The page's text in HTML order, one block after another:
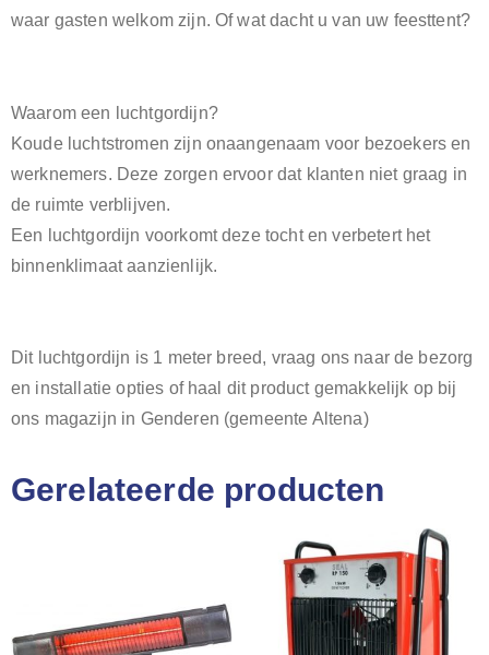
waar gasten welkom zijn. Of wat dacht u van uw feesttent?
Waarom een luchtgordijn?
Koude luchtstromen zijn onaangenaam voor bezoekers en
werknemers. Deze zorgen ervoor dat klanten niet graag in
de ruimte verblijven.
Een luchtgordijn voorkomt deze tocht en verbetert het
binnenklimaat aanzienlijk.
Dit luchtgordijn is 1 meter breed, vraag ons naar de bezorg
en installatie opties of haal dit product gemakkelijk op bij
ons magazijn in Genderen (gemeente Altena)
Gerelateerde producten